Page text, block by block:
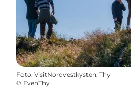
Foto: VisitNordvestkysten, Thy
© EvenThy